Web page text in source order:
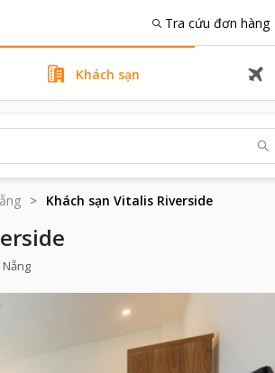
Tra cứu đơn hàng
Khách sạn
Khách sạn Vitalis Riverside